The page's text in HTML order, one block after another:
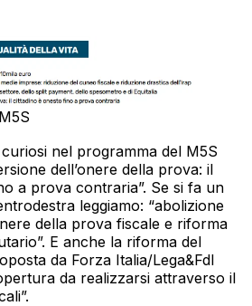
nel programma del M5S
dell’onere della prova: il
a prova contraria”. Se si fa un
leggiamo: “abolizione
della prova fiscale e riforma
E anche la riforma del
da Forza Italia/Lega&FdI
da realizzarsi attraverso il